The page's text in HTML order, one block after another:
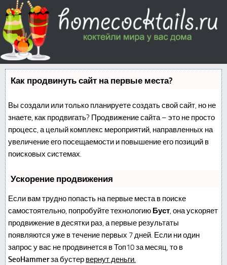
Как продвинуть сайт на первые места?
Вы создали или только планируете создать свой сайт, но не
знаете, как продвигать? Продвижение сайта – это не просто
процесс, а целый комплекс мероприятий, направленных на
увеличение его посещаемости и повышение его позиций в
поисковых системах.
Ускорение продвижения
Если вам трудно попасть на первые места в поиске
самостоятельно, попробуйте технологию Буст, она ускоряет
продвижение в десятки раз, а первые результаты
появляются уже в течение первых 7 дней. Если ни один
запрос у вас не продвинется в Топ10 за месяц, то в
SeoHammerза бустер вернут деньги.